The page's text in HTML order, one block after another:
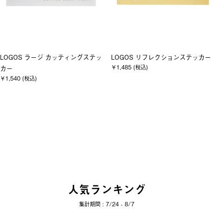
LOGOS ラージ カッティングステッ
カー
￥1,540 (税込)
LOGOS リフレクションステッカー
￥1,485 (税込)
人気ランキング
集計期間 : 7/24 - 8/7